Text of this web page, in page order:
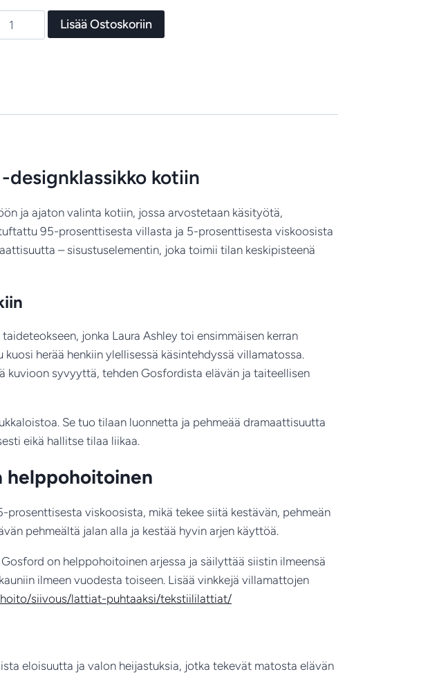
Lisää Ostoskoriin
kotiin
ja ajaton valinta kotiin, jossa arvostetaan käsityötä,
95-prosenttisesta villasta ja 5-prosenttisesta viskoosista
– sisustuselementin, joka toimii tilan keskipisteenä
jonka Laura Ashley toi ensimmäisen kerran
herää henkiin ylellisessä käsintehdyssä villamatossa.
kuvioon syvyyttä, tehden Gosfordista elävän ja taiteellisen
Se tuo tilaan luonnetta ja pehmeää dramaattisuutta
eikä hallitse tilaa liikaa.
helppohoitoinen
viskoosista, mikä tekee siitä kestävän, pehmeän
pehmeältä jalan alla ja kestää hyvin arjen käyttöä.
on helppohoitoinen arjessa ja säilyttää siistin ilmeensä
ilmeen vuodesta toiseen. Lisää vinkkejä villamattojen
siivous/lattiat-puhtaaksi/tekstiililattiat/
eloisuutta ja valon heijastuksia, jotka tekevät matosta elävän